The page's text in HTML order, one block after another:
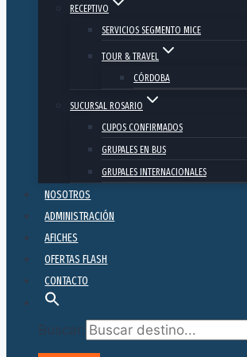
RECEPTIVO
SERVICIOS SEGMENTO MICE
TOUR & TRAVEL
CÓRDOBA
SUCURSAL ROSARIO
CUPOS CONFIRMADOS
GRUPALES EN BUS
GRUPALES INTERNACIONALES
NOSOTROS
ADMINISTRACIÓN
AFICHES
OFERTAS FLASH
CONTACTO
Buscar: